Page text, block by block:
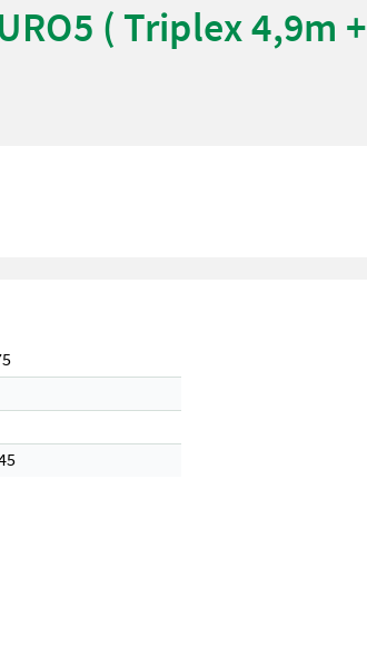
( Triplex 4,9m +